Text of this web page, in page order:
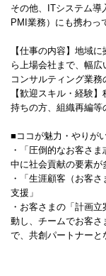
その他、ITシステム導
PMI業務）にも携わっ
【仕事の内容】地域
ら上場会社まで、幅
コンサルティング業務
【歓迎スキル・経験
持ちの方、組織再編
■ココが魅力・やりが
・「圧倒的なお客さ
中に社会貢献の要素が
・「生涯顧客（お客
支援」
・お客さまの「計画
動し、チームでお客さ
で、共創パートナーと